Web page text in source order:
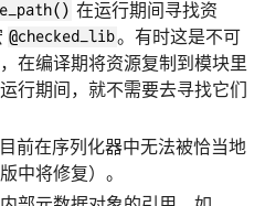
在运行期间寻找资
@checked_lib。有时这是不可
在编译期将资源复制到模块里
行期间，就不需要去寻找它们
前在序列化器中无法被恰当地
中将修复）。